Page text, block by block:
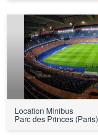
Location Minibus
Parc des Princes (Paris)